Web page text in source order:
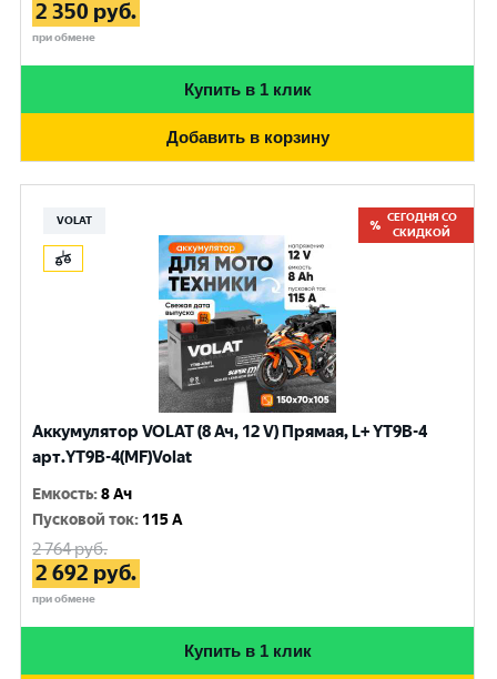
2 350 руб.
при обмене
Купить в 1 клик
Добавить в корзину
VOLAT
СЕГОДНЯ СО
СКИДКОЙ
Аккумулятор VOLAT (8 Ач, 12 V) Прямая, L+ YT9B-4
арт.YT9B-4(MF)Volat
Емкость:8 Ач
Пусковой ток: 115 A
2 764руб.
2 692 руб.
при обмене
Купить в 1 клик